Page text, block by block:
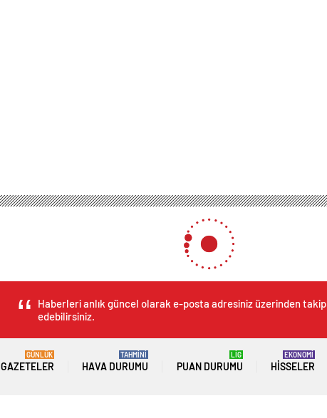
Haberleri anlık güncel olarak e-posta adresiniz üzerinden takip
edebilirsiniz.
GAZETELER
GÜNLÜK
HAVA DURUMU
TAHMİNİ
PUAN DURUMU
LİG
HISSELER
EKONOMİ